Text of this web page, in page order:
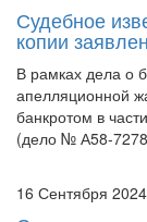
Судебное
копии
В рамках дела о
апелляционной
банкротом в
(дело № А58-
16 Сентября 2024